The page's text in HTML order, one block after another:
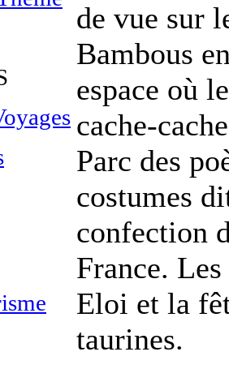
de vue sur
Bambous
espace où
cache-
Parc des
costumes
confection
France.
Eloi et la
taurines.